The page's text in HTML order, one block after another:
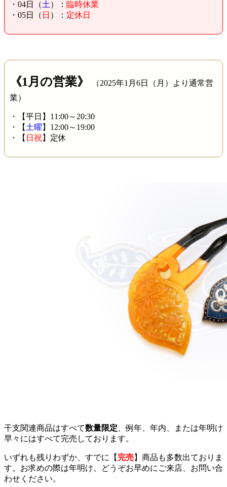
・04日（土）： 臨時休業
・05日（ 日 ）： 定休日
《1月の営業》
（2025年1月6日（月）より通常営
業）
・【平日】11:00～20:30
・【土曜 】12:00～19:00
・【 日祝】定休
干支関連商品はすべて数量限定、例年、年内、または年明け
早々にはすべて完売しております。
いずれも残りわずか、すでに【 完売】商品も多数出ておりま
す。お求めの際は年明け、どうぞお早めにご来店、お問い合
わせください。